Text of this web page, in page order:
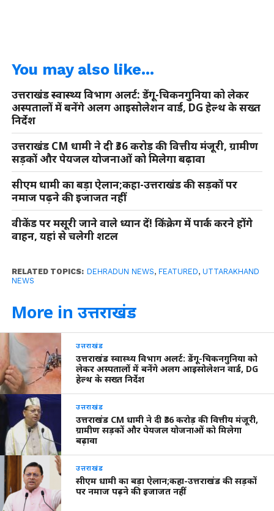
You may also like...
उत्तराखंड स्वास्थ्य विभाग अलर्ट: डेंगू-चिकनगुनिया को लेकर
अस्पतालों में बनेंगे अलग आइसोलेशन वार्ड, DG हेल्थ के सख्त
निर्देश
उत्तराखंड CM धामी ने दी ₹36 करोड़ की वित्तीय मंजूरी, ग्रामीण
सड़कों और पेयजल योजनाओं को मिलेगा बढ़ावा
सीएम धामी का बड़ा ऐलान;कहा-उत्तराखंड की सड़कों पर
नमाज पढ़ने की इजाजत नहीं
वीकेंड पर मसूरी जाने वाले ध्यान दें! किंक्रेग में पार्क करने होंगे
वाहन, यहां से चलेगी शटल
RELATED TOPICS: DEHRADUN NEWS, FEATURED, UTTARAKHAND
NEWS
More in उत्तराखंड
उत्तराखंड
उत्तराखंड स्वास्थ्य विभाग अलर्ट: डेंगू-चिकनगुनिया को
लेकर अस्पतालों में बनेंगे अलग आइसोलेशन वार्ड, DG
हेल्थ के सख्त निर्देश
उत्तराखंड
उत्तराखंड CM धामी ने दी ₹36 करोड़ की वित्तीय मंजूरी,
ग्रामीण सड़कों और पेयजल योजनाओं को मिलेगा
बढ़ावा
उत्तराखंड
सीएम धामी का बड़ा ऐलान;कहा-उत्तराखंड की सड़कों
पर नमाज पढ़ने की इजाजत नहीं